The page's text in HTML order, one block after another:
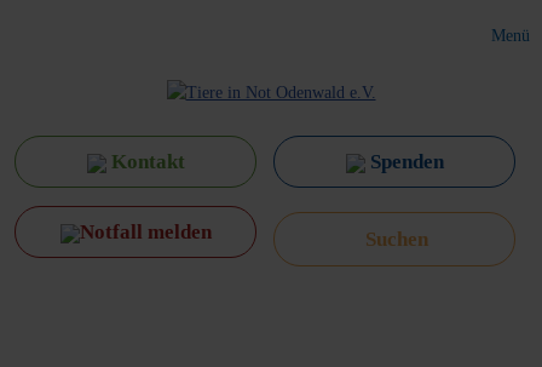
Menü
Kontakt Spenden
Notfall melden